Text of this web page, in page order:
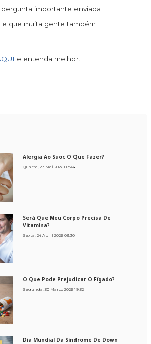
pergunta importante enviada
que muita gente também
e entenda melhor.
Alergia Ao Suor, O Que Fazer?
Quarta, 27 Mai 2026 08:44
Será Que Meu Corpo Precisa De
Vitamina?
Sexta, 24 Abril 2026 09:30
O Que Pode Prejudicar O Fígado?
Segunda, 30 Março 2026 19:32
Dia Mundial Da Síndrome De Down